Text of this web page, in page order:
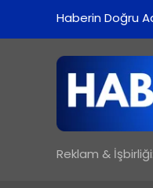
Haberin Doğru
Reklam & İşbirliği: